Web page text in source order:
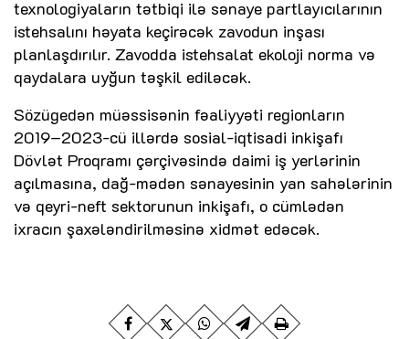
texnologiyaların tətbiqi ilə sənaye partlayıcılarının
istehsalını həyata keçirəcək zavodun inşası
planlaşdırılır. Zavodda istehsalat ekoloji norma və
qaydalara uyğun təşkil ediləcək.
Sözügedən müəssisənin fəaliyyəti regionların
2019–2023-cü illərdə sosial-iqtisadi inkişafı
Dövlət Proqramı çərçivəsində daimi iş yerlərinin
açılmasına, dağ-mədən sənayesinin yan sahələrinin
və qeyri-neft sektorunun inkişafı, o cümlədən
ixracın şaxələndirilməsinə xidmət edəcək.